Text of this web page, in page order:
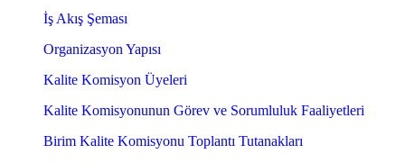
İş Akış Şeması
Organizasyon Yapısı
Kalite Komisyon Üyeleri
Kalite Komisyonunun Görev ve Sorumluluk Faaliyetleri
Birim Kalite Komisyonu Toplantı Tutanakları